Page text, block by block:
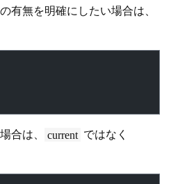
有無を明確にしたい場合は、
合は、 current ではなく